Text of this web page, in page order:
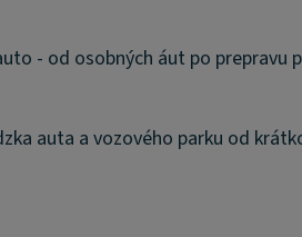
- od osobných áut po
auta a vozového parku od